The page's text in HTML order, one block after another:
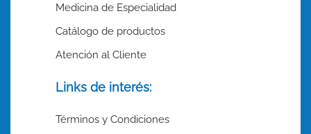
Medicina de Especialidad
Catálogo de productos
Atención al Cliente
Links de interés:
Términos y Condiciones